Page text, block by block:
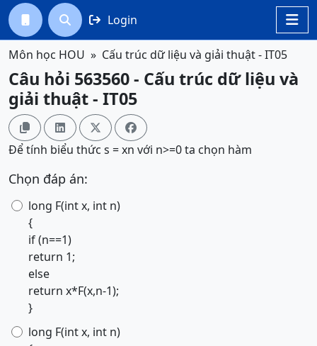

  Login
Môn học HOU Cấu trúc dữ liệu và giải thuật - IT05
Câu hỏi 563560 - Cấu trúc dữ liệu và
giải thuật - IT05
   
Để tính biểu thức s = xn với n>=0 ta chọn hàm
Chọn đáp án:
long F(int x, int n)
{
if (n==1)
return 1;
else
return x*F(x,n-1);
}
long F(int x, int n)